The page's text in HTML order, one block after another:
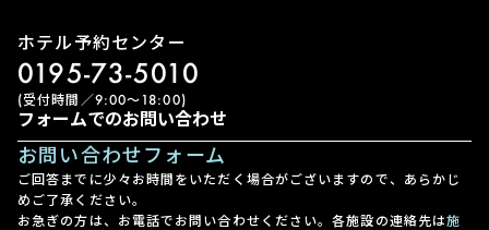
ホテル予約センター
0195-73-5010
(受付時間／9:00〜18:00)
フォームでのお問い合わせ
お問い合わせフォーム
ご回答までに少々お時間をいただく場合がございますので、あらかじ
めご了承ください。
お急ぎの方は、お電話でお問い合わせください。各施設の連絡先は施